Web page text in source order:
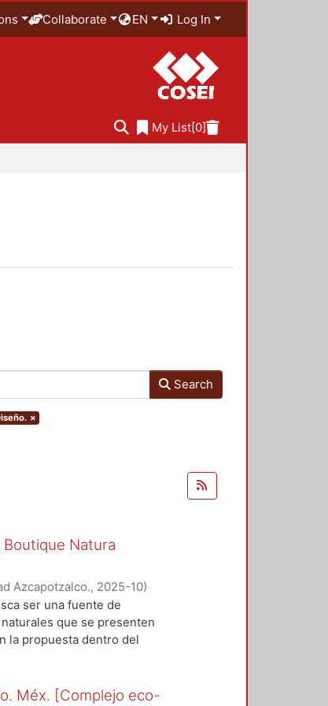
Collaborate EN Log In
My List[0]
Search
×
Boutique Natura
Azcapotzalco., 2025-10)
;Silva Nuñez, Ximena
ser una fuente de
que se presenten
la propuesta dentro del
la materialización del
plano expone la
Méx. [Complejo eco-